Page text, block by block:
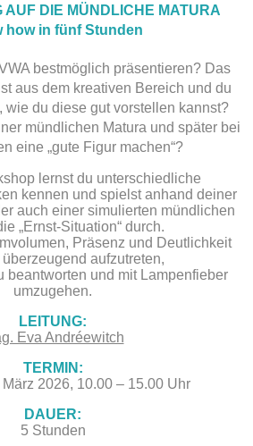
AUF DIE MÜNDLICHE MATURA
how in fünf Stunden
bestmöglich präsentieren? Das
aus dem kreativen Bereich und du
wie du diese gut vorstellen kannst?
mündlichen Matura und später bei
eine „gute Figur machen“?
lernst du unterschiedliche
kennen und spielst anhand deiner
auch einer simulierten mündlichen
„Ernst-Situation“ durch.
Präsenz und Deutlichkeit
überzeugend aufzutreten,
beantworten und mit Lampenfieber
umzugehen.
LEITUNG:
Eva Andréewitch
TERMIN:
2026, 10.00 – 15.00 Uhr
DAUER:
5 Stunden